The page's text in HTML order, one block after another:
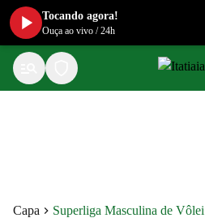
Capa Superliga Masculina de Vôlei
Tocando agora!
Ouça ao vivo /24h